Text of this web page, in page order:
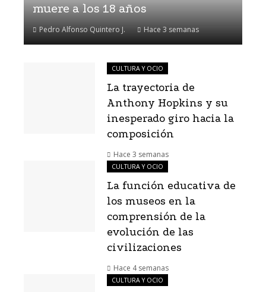
muere a los 18 años
Pedro Alfonso Quintero J. Hace 3 semanas
CULTURA Y OCIO
La trayectoria de
Anthony Hopkins y su
inesperado giro hacia la
composición
Hace 3 semanas
CULTURA Y OCIO
La función educativa de
los museos en la
comprensión de la
evolución de las
civilizaciones
Hace 4 semanas
CULTURA Y OCIO